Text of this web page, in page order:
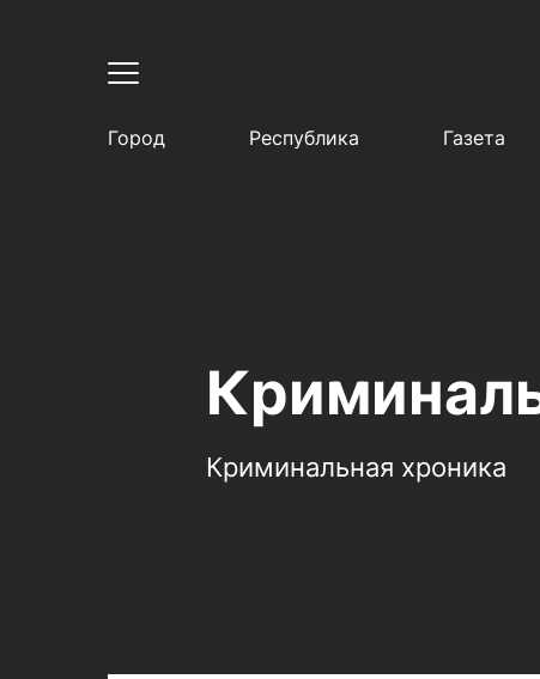
Город Республика Газета
Криминальная хроника